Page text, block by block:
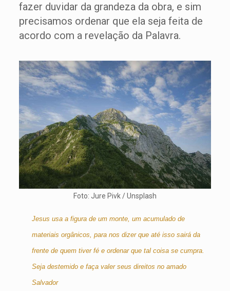
fazer duvidar da grandeza da obra, e sim
precisamos ordenar que ela seja feita de
acordo com a revelação da Palavra.
Foto: Jure Pivk / Unsplash
Jesus usa a figura de um monte, um acumulado de
materiais orgânicos, para nos dizer que até isso sairá da
frente de quem tiver fé e ordenar que tal coisa se cumpra.
Seja destemido e faça valer seus direitos no amado
Salvador